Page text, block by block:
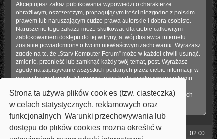
Strona ta używa plików cookies (tzw. ciasteczka)
w celach statystycznych, reklamowych oraz
funkcjonalnych. Warunki przechowywania lub
dostępu do plików cookies można określić w
Akceptujesz zakaz publikowania wypowiedzi o charakterze
obraźliwym, oszczerczym, propagującym treści niezgodne z polskim
prawem lub naruszającym cudze prawa autorskie i dobra osobiste.
Naruszenie tego zakazu może skutkować dla ciebie całkowitym
zablokowaniem dostępu do tej witryny, a twój dostawca internetu
zostanie powiadomiony o twoim niewłaściwym zachowaniu. Wyrażasz
zgodę na to, że „Stary Komputer Forum” może w każdej chwili usunąć,
zmienić, przenieść lub zamknąć każdy twój temat, post. Wyrażasz
zgodę na zapisywanie wszystkich podanych przez ciebie informacji w
naszej bazie danych. Informacje te nie będą przekazywane nikomu
ponosi odpowiedzialności za włamania do witryny, podczas których
może dojść do kradzieży danych.
Strona główna UTC+02:00